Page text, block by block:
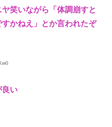
笑いながら「体調崩すと
かねえ」とか言われたぞ
良い